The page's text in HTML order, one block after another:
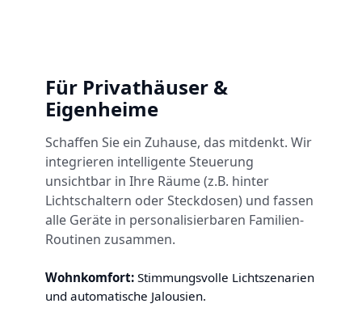
Für Privathäuser &
Eigenheime
Schaffen Sie ein Zuhause, das mitdenkt. Wir
integrieren intelligente Steuerung
unsichtbar in Ihre Räume (z.B. hinter
Lichtschaltern oder Steckdosen) und fassen
alle Geräte in personalisierbaren Familien-
Routinen zusammen.
Wohnkomfort: Stimmungsvolle Lichtszenarien
und automatische Jalousien.